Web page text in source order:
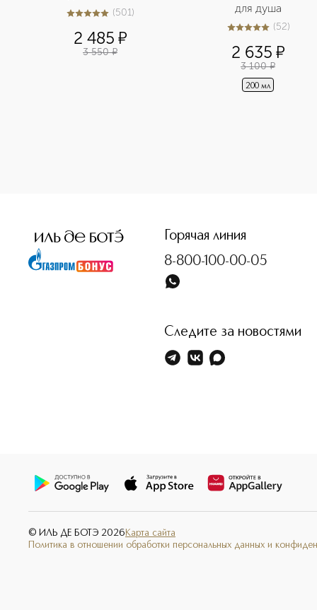
5из 5501 (501)
2 485 ¤
3 550 ¤
для душа
4.9из552 (52)
2 635 ¤
3 100 ¤
200 мл
Горячая линия
8-800-100-00-05
Следите за новостями
© ИЛЬ ДЕ БОТЭ 2026 Карта сайта
Политика в отношении обработки персональных данных и